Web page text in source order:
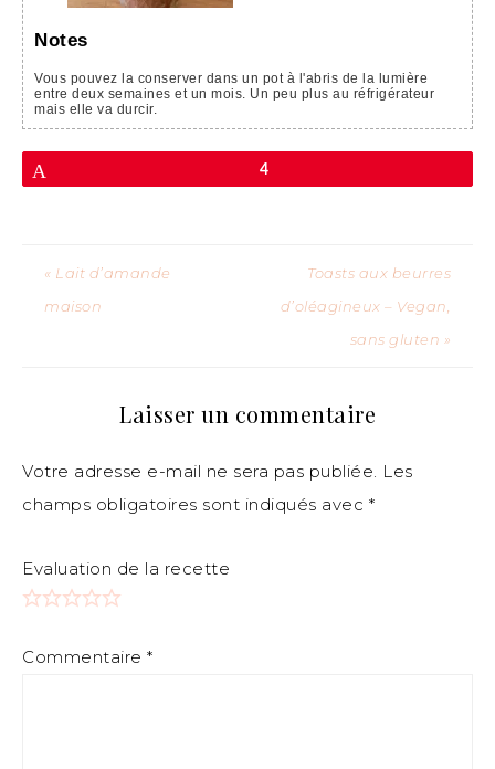
Notes
Vous pouvez la conserver dans un pot à l'abris de la lumière
entre deux semaines et un mois. Un peu plus au réfrigérateur
mais elle va durcir.
4
« Lait d’amande
maison
Toasts aux beurres
d’oléagineux – Vegan,
sans gluten »
Laisser un commentaire
Votre adresse e-mail ne sera pas publiée. Les
champs obligatoires sont indiqués avec *
Evaluation de la recette
Commentaire *